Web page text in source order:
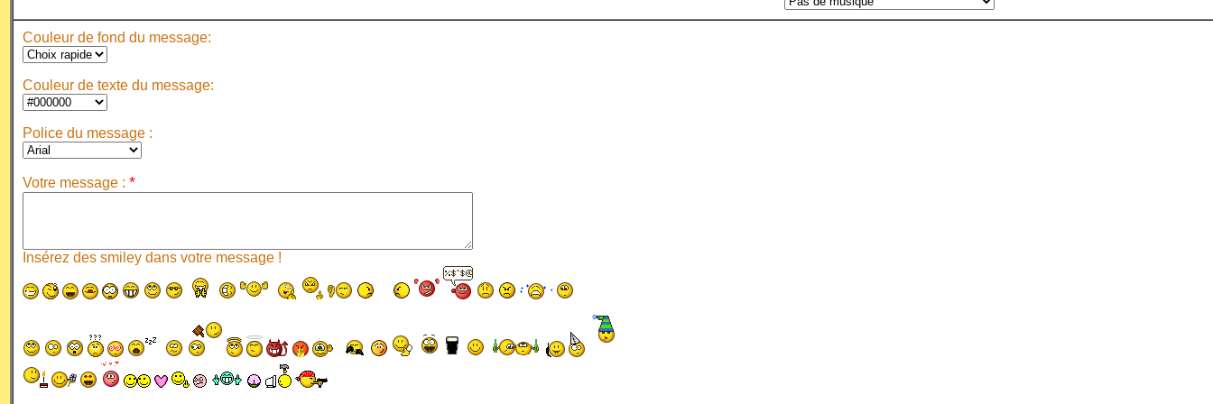
Couleur de fond du message:
Couleur de texte du message:
Police du message :
Votre message : *
Insérez des smiley dans votre message !